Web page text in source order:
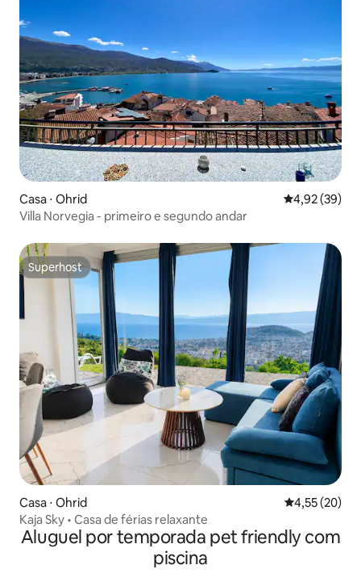
Casa ⋅ Ohrid 4,92 de uma
4,92 (39)
Villa Norvegia - primeiro e segundo andar
Superhost
Superhost
Casa ⋅ Ohrid 4,55 de uma
4,55 (20)
Kaja Sky • Casa de férias relaxante
Aluguel por temporada pet friendly com
piscina